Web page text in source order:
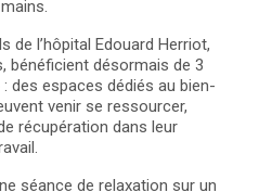
de l’hôpital Edouard Herriot,
bénéficient désormais de 3
des espaces dédiés au bien-
venir se ressourcer,
récupération dans leur
séance de relaxation sur un